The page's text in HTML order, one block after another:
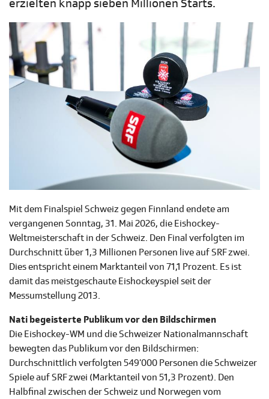
erzielten knapp sieben Millionen Starts.
Mit dem Finalspiel Schweiz gegen Finnland endete am
vergangenen Sonntag, 31. Mai 2026, die Eishockey-
Weltmeisterschaft in der Schweiz. Den Final verfolgten im
Durchschnitt über 1,3 Millionen Personen live auf SRF zwei.
Dies entspricht einem Marktanteil von 71,1 Prozent. Es ist
damit das meistgeschaute Eishockeyspiel seit der
Messumstellung 2013.
Nati begeisterte Publikum vor den Bildschirmen
Die Eishockey-WM und die Schweizer Nationalmannschaft
bewegten das Publikum vor den Bildschirmen:
Durchschnittlich verfolgten 549’000 Personen die Schweizer
Spiele auf SRF zwei (Marktanteil von 51,3 Prozent). Den
Halbfinal zwischen der Schweiz und Norwegen vom